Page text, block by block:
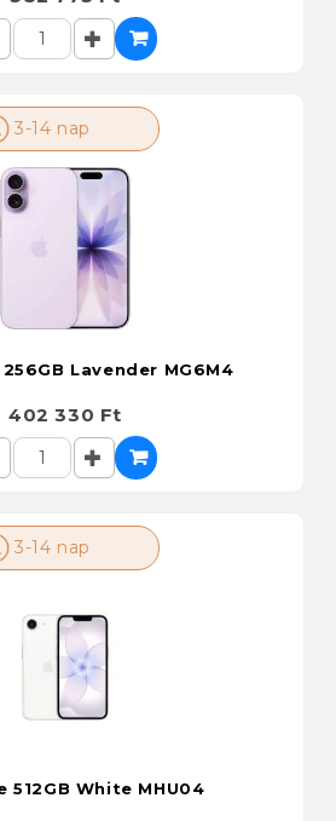
3-14 nap
Lavender MG6M4
402 330 Ft
3-14 nap
512GB White MHU04